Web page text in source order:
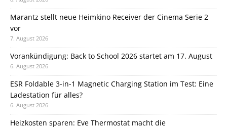
Marantz stellt neue Heimkino Receiver der Cinema Serie 2
vor
7. August 2026
Vorankündigung: Back to School 2026 startet am 17. August
6. August 2026
ESR Foldable 3-in-1 Magnetic Charging Station im Test: Eine
Ladestation für alles?
6. August 2026
Heizkosten sparen: Eve Thermostat macht die